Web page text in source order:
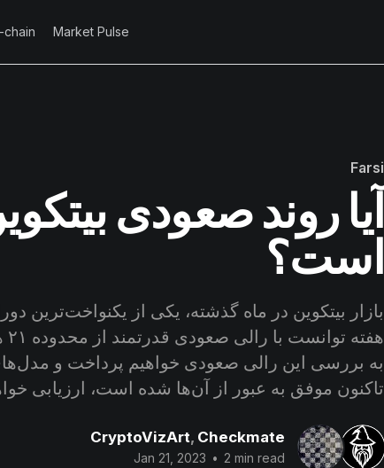
Market Pulse
chain
Farsi
آیا روند صعودی
است؟
بازار بیتکوین در ماه گذشته، یکی از یکنواخت‌ترین
به بررسی این رالی صعودی خواهیم پرداخت و
تاکنون موفق به عبور از آن‌ها شده است، ارزیابی
CryptoVizArt, Checkmate
Jan 21, 2023 • 2 min read